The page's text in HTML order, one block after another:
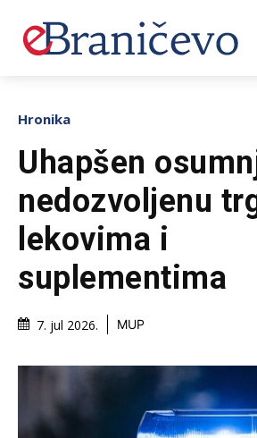
Hronika
Uhapšen
nedozvoljenu
lekovima i
suplementima
7. jul 2026. MUP